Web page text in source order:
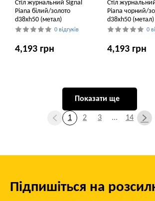
Стіл журнальний Signal
Piana білий/золото
d38хh50 (метал)
0 відгуків
4,193 грн
Стіл
Piana чорний/
d38хh50 (метал)
0
4,193 грн
Показати ще
1 2 3 ... 14
Підпишіться на